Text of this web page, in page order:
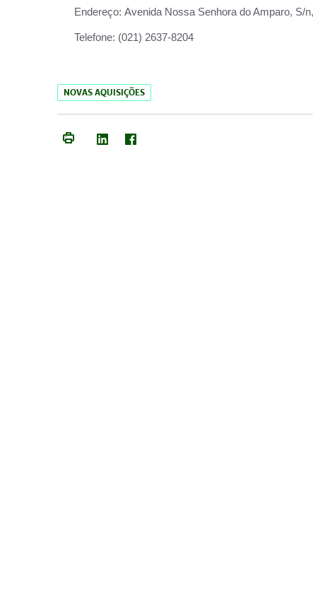
Endereço: Avenida Nossa Senhora do Amparo, S/
Telefone: (021) 2637-8204
NOVAS AQUISIÇÕES